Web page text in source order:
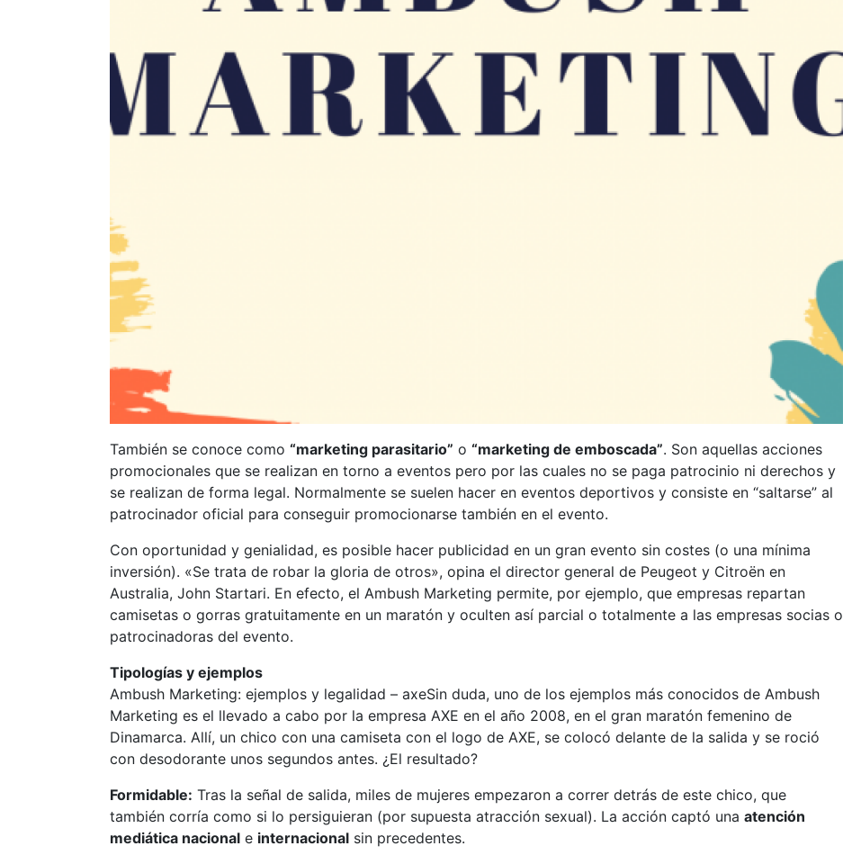
También se conoce como “marketing parasitario” o “marketing de emboscada”. Son aquellas acciones
promocionales que se realizan en torno a eventos pero por las cuales no se paga patrocinio ni derechos y
se realizan de forma legal. Normalmente se suelen hacer en eventos deportivos y consiste en “saltarse” al
patrocinador oficial para conseguir promocionarse también en el evento.
Con oportunidad y genialidad, es posible hacer publicidad en un gran evento sin costes (o una mínima
inversión). «Se trata de robar la gloria de otros», opina el director general de Peugeot y Citroën en
Australia, John Startari. En efecto, el Ambush Marketing permite, por ejemplo, que empresas repartan
camisetas o gorras gratuitamente en un maratón y oculten así parcial o totalmente a las empresas socias o
patrocinadoras del evento.
Tipologías y ejemplos
Ambush Marketing: ejemplos y legalidad – axeSin duda, uno de los ejemplos más conocidos de Ambush
Marketing es el llevado a cabo por la empresa AXE en el año 2008, en el gran maratón femenino de
Dinamarca. Allí, un chico con una camiseta con el logo de AXE, se colocó delante de la salida y se roció
con desodorante unos segundos antes. ¿El resultado?
Formidable: Tras la señal de salida, miles de mujeres empezaron a correr detrás de este chico, que
también corría como si lo persiguieran (por supuesta atracción sexual). La acción captó una atención
mediática nacional e internacional sin precedentes.